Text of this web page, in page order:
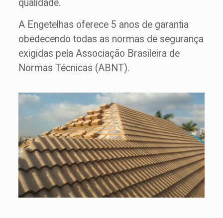
qualidade.
A Engetelhas oferece 5 anos de garantia
obedecendo todas as normas de segurança
exigidas pela Associação Brasileira de
Normas Técnicas (ABNT).